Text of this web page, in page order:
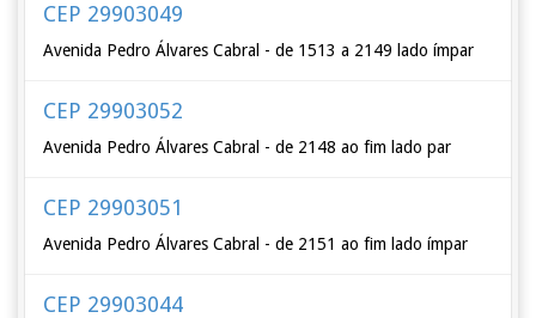
CEP 29903049
Avenida Pedro Álvares Cabral - de 1513 a 2149 lado ímpar
CEP 29903052
Avenida Pedro Álvares Cabral - de 2148 ao fim lado par
CEP 29903051
Avenida Pedro Álvares Cabral - de 2151 ao fim lado ímpar
CEP 29903044